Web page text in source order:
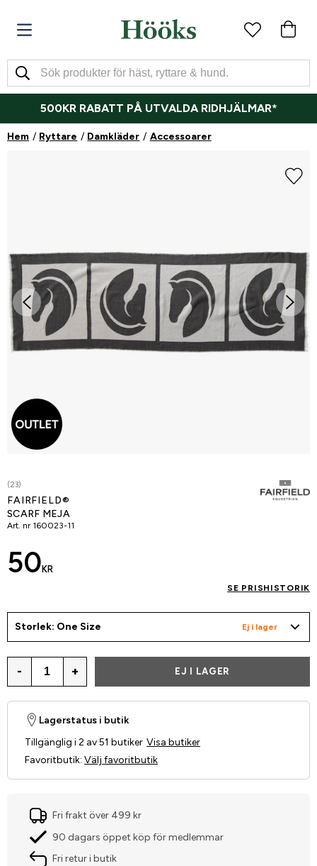
500KR RABATT PÅ UTVALDA RIDHJÄLMAR*
Hem Ryttare Damkläder Accessoarer
(23)
FAIRFIELD®
SCARF MEJA
Art. nr 160023-11
50 KR
SE PRISHISTORIK
Storlek: One Size Ej i lager
- + EJ I LAGER
Lagerstatus i butik
Tillgänglig i 2 av 51 butiker Visa butiker
Favoritbutik: Välj favoritbutik
Fri frakt över 499 kr
90 dagars öppet köp för medlemmar
Fri retur i butik